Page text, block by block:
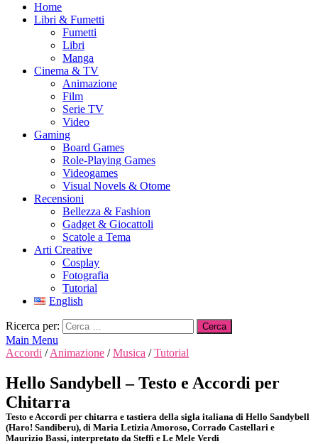
Home
Libri & Fumetti
Fumetti
Libri
Manga
Cinema & TV
Animazione
Film
Serie TV
Video
Gaming
Board Games
Role-Playing Games
Videogames
Visual Novels & Otome
Recensioni
Bellezza & Fashion
Gadget & Giocattoli
Scatole a Tema
Arti Creative
Cosplay
Fotografia
Tutorial
English
Ricerca per:
Main Menu
Accordi /Animazione /Musica /Tutorial
Hello Sandybell – Testo e Accordi per
Chitarra
Testo e Accordi per chitarra e tastiera della sigla italiana di Hello Sandybell
(Haro! Sandiberu), di Maria Letizia Amoroso, Corrado Castellari e
Maurizio Bassi, interpretato da Steffi e Le Mele Verdi